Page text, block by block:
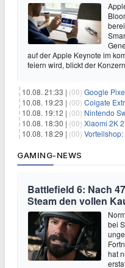
auf der Apple Keynote im
feiern wird, blickt der
10.08. 21:33 | (00) Google Pixel
10.08. 19:23 | (00) Colgate
10.08. 19:12 | (00) Nintendo Switch 2 + 20€
10.08. 18:30 | (00) Xiaomi 2K 27″
10.08. 18:29 | (00) Vorteilshop: 30,5%
GAMING-NEWS
Battlefield 6: Nach
Steam den vollen
bei
hat